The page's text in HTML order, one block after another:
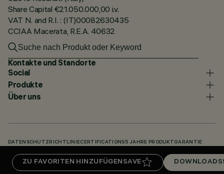
ZU FAVORITEN HINZUFÜGEN SAVE DOWNLOADS
Share Capital €21.050.000,00 i.v.
VAT N. and R.I. : (IT)00082630435
CCIAA Macerata, R.E.A. 40632
Kontakte und Standorte
Social
Produkte
Über uns
DATENSCHUTZRICHTLINIECERTIFICATIONS 5 JAHRE PRODUKTGARANTIE
UNSERE CODES KNOWLEDGE BASE (LOGIN REQUIRED) DOWNLOADS